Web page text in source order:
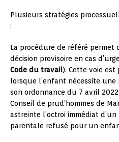
Plusieurs stratégies
:
La procédure de référé permet
décision provisoire en cas
Code du travail). Cette voie
lorsque l’enfant nécessite une
son ordonnance du 7 avril
Conseil de prud’hommes de
astreinte l’octroi immédiat
parentale refusé pour un